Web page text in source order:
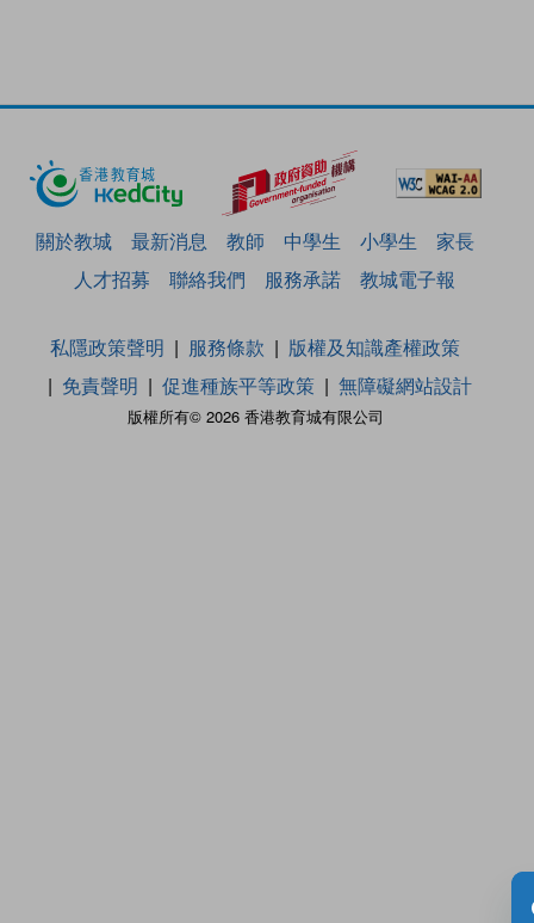
關於教城 最新消息 教師 中學生 小學生
家長
人才招募
聯絡我們 服務承諾 教城電子報
版權所有© 2026 香港教育城有限公司
私隱政策聲明 服務條款
版權及知識產權政策
免責聲明
促進種族平等政策 無障礙網站設計